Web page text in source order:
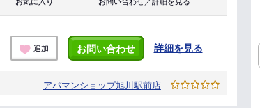
追加 お問い合わせ 詳細を見る
アパマンショップ旭川駅前店